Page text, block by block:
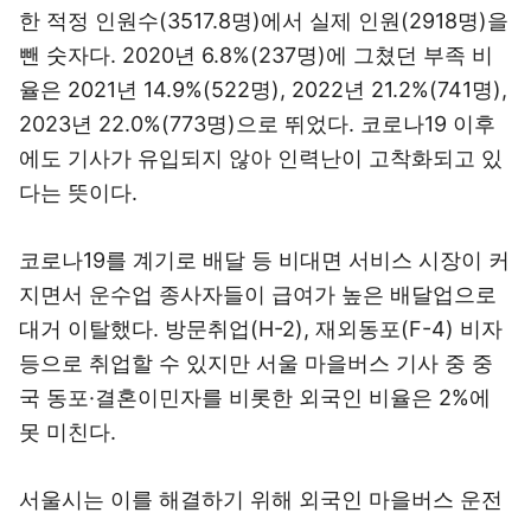
한 적정 인원수(3517.8명)에서 실제 인원(2918명)을
뺀 숫자다. 2020년 6.8%(237명)에 그쳤던 부족 비
율은 2021년 14.9%(522명), 2022년 21.2%(741명),
2023년 22.0%(773명)으로 뛰었다. 코로나19 이후
에도 기사가 유입되지 않아 인력난이 고착화되고 있
다는 뜻이다.
코로나19를 계기로 배달 등 비대면 서비스 시장이 커
지면서 운수업 종사자들이 급여가 높은 배달업으로
대거 이탈했다. 방문취업(H-2), 재외동포(F-4) 비자
등으로 취업할 수 있지만 서울 마을버스 기사 중 중
국 동포·결혼이민자를 비롯한 외국인 비율은 2%에
못 미친다.
서울시는 이를 해결하기 위해 외국인 마을버스 운전